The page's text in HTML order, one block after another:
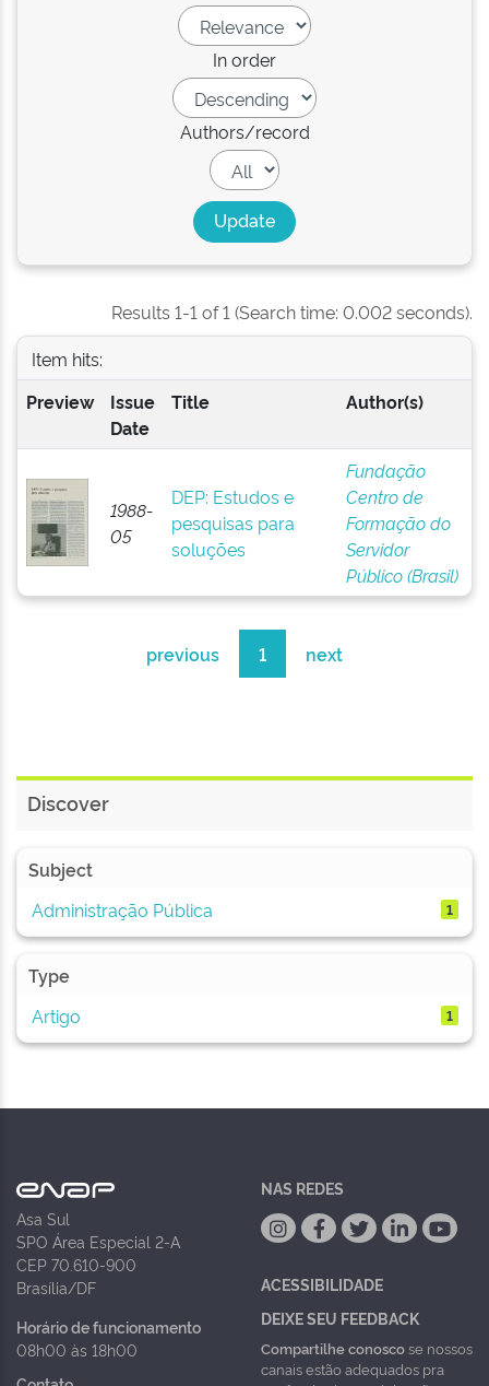
In order
Authors/record
Results 1-1 of 1 (Search time: 0.002 seconds).
Item hits:
Preview
Issue
Date
Title Author(s)
1988-
05
DEP: Estudos e
pesquisas para
soluções
Fundação
Centro de
Formação do
Servidor
Público (Brasil)
previous 1 next
Discover
Subject
Administração Pública
1
Type
Artigo
1
Asa Sul
SPO Área Especial 2-A
CEP 70.610-900
Brasília/DF
Horário de funcionamento
08h00 às 18h00
NAS REDES
ACESSIBILIDADE
DEIXE SEU FEEDBACK
Compartilhe conoscose nossos
canais estão adequados pra